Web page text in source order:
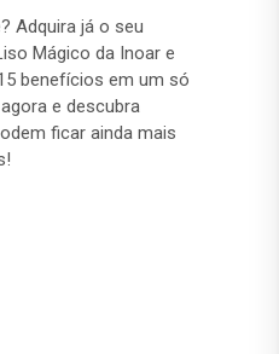
Adquira já o seu
Mágico da Inoar e
benefícios em um só
e descubra
ficar ainda mais